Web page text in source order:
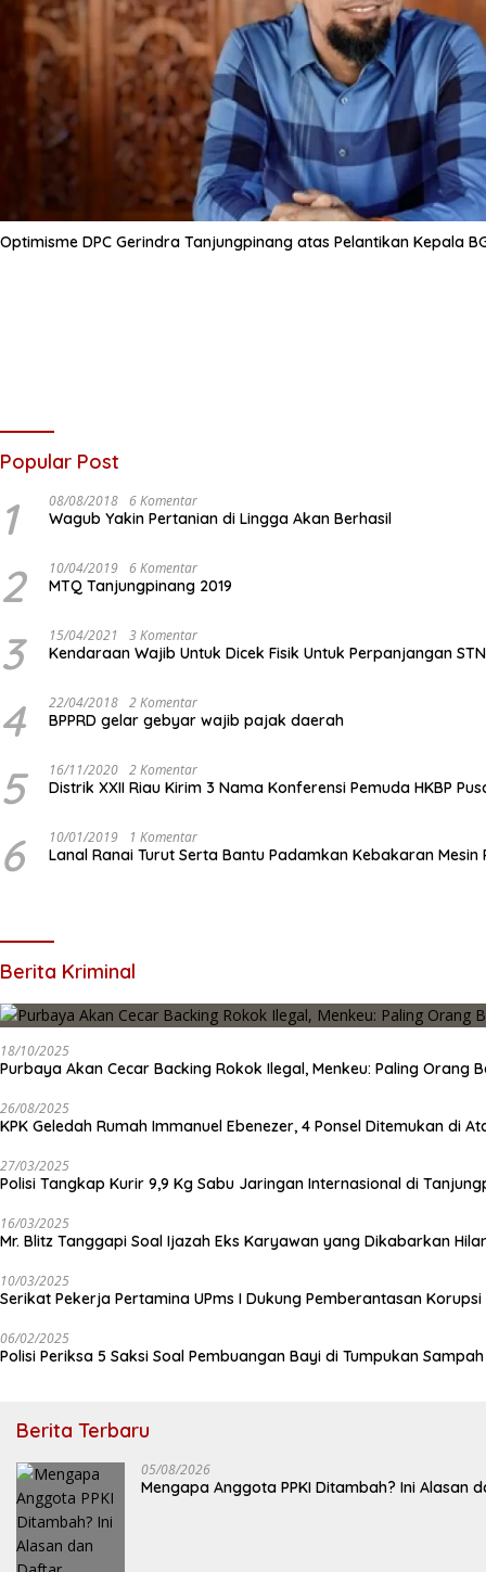
Optimisme DPC Gerindra Tanjungpinang atas Pelantikan Kepala
Popular Post
1 08/08/2018 6 Komentar
Wagub Yakin Pertanian di Lingga Akan Berhasil
2 10/04/2019 6 Komentar
MTQ Tanjungpinang 2019
3 15/04/2021 3 Komentar
Kendaraan Wajib Untuk Dicek Fisik Untuk Perpanjangan
4 22/04/2018 2 Komentar
BPPRD gelar gebyar wajib pajak daerah
5 16/11/2020 2 Komentar
Distrik XXII Riau Kirim 3 Nama Konferensi Pemuda HKBP
6 10/01/2019 1 Komentar
Lanal Ranai Turut Serta Bantu Padamkan Kebakaran Mesin
Berita Kriminal
18/10/2025
Purbaya Akan Cecar Backing Rokok Ilegal, Menkeu: Paling Orang
26/08/2025
KPK Geledah Rumah Immanuel Ebenezer, 4 Ponsel Ditemukan di
27/03/2025
Polisi Tangkap Kurir 9,9 Kg Sabu Jaringan Internasional di
16/03/2025
Mr. Blitz Tanggapi Soal Ijazah Eks Karyawan yang Dikabarkan
10/03/2025
Serikat Pekerja Pertamina UPms I Dukung Pemberantasan
06/02/2025
Polisi Periksa 5 Saksi Soal Pembuangan Bayi di Tumpukan
Berita Terbaru
05/08/2026
Mengapa Anggota PPKI Ditambah? Ini Alasan